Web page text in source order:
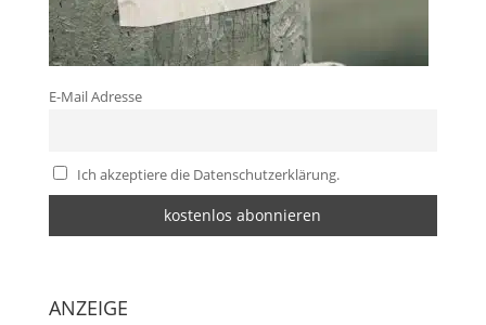
E-Mail Adresse
Ich akzeptiere die Datenschutzerklärung.
ANZEIGE